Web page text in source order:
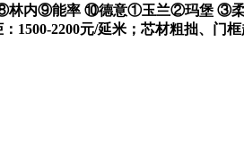
林内⑨能率 ⑩德意①玉兰②玛堡
2200元/延米；芯材粗拙、门框